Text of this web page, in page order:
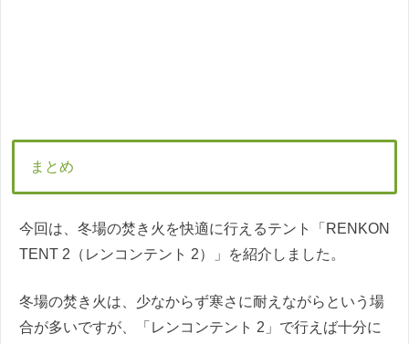
まとめ
今回は、冬場の焚き火を快適に行えるテント「RENKON
TENT 2（レンコンテント 2）」を紹介しました。
冬場の焚き火は、少なからず寒さに耐えながらという場
合が多いですが、「レンコンテント 2」で行えば十分に